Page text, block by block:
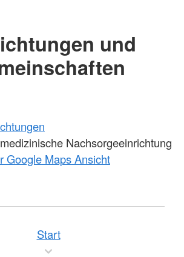
und
Nachsorgeeinrichtung
Google Maps Ansicht
Start